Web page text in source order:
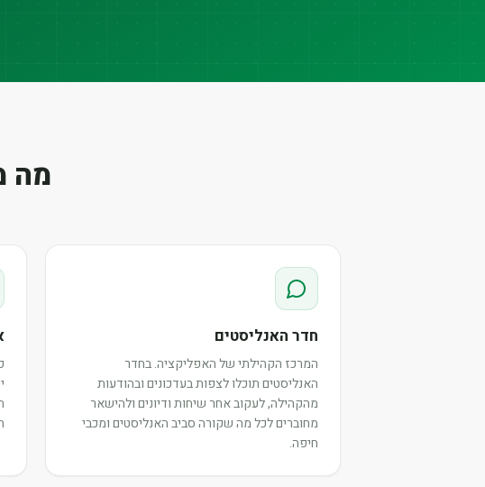
מה
חדר האנליסטים
המרכז הקהילתי של האפליקציה. בחדר
האנליסטים תוכלו לצפות בעדכונים ובהודעות
מהקהילה, לעקוב אחר שיחות ודיונים ולהישאר
מחוברים לכל מה שקורה סביב האנליסטים ומכבי
חיפה.